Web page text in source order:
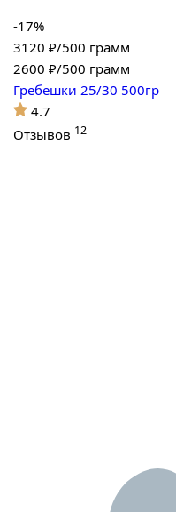
-17%
3120 ₽/500 грамм
2600 ₽/500 грамм
Гребешки 25/30 500гр
4.7
Отзывов 12